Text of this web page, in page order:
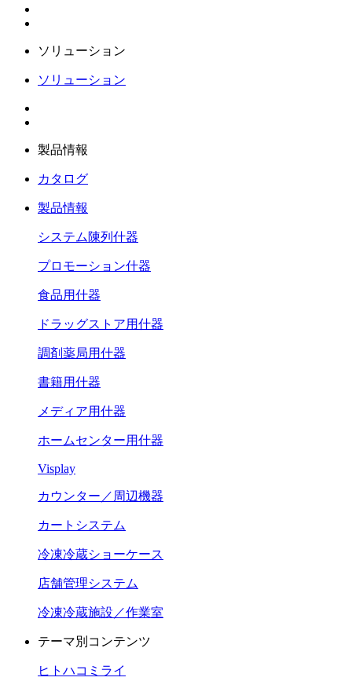
ソリューション
ソリューション
製品情報
カタログ
製品情報
システム陳列什器
プロモーション什器
食品用什器
ドラッグストア用什器
調剤薬局用什器
書籍用什器
メディア用什器
ホームセンター用什器
Visplay
カウンター／周辺機器
カートシステム
冷凍冷蔵ショーケース
店舗管理システム
冷凍冷蔵施設／作業室
テーマ別コンテンツ
ヒトハコミライ